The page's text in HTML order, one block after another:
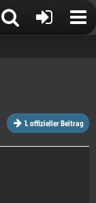
1. offizieller Beitrag